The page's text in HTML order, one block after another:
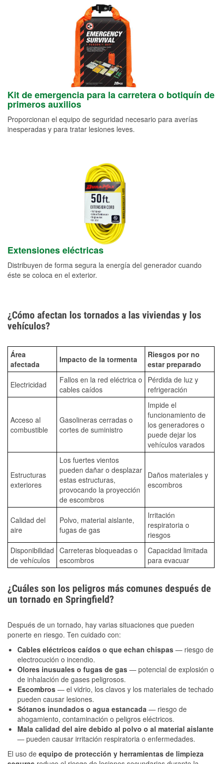
Kit de emergencia para la carretera o botiquín de
primeros auxilios
Proporcionan el equipo de seguridad necesario para averías
inesperadas y para tratar lesiones leves.
Extensiones eléctricas
Distribuyen de forma segura la energía del generador cuando
éste se coloca en el exterior.
¿Cómo afectan los tornados a las viviendas y los
vehículos?
Área
afectada
Impacto de la tormenta
Riesgos por no
estar preparado
Electricidad
Fallos en la red eléctrica o
cables caídos
Pérdida de luz y
refrigeración
Acceso al
combustible
Gasolineras cerradas o
cortes de suministro
Impide el
funcionamiento de
los generadores o
puede dejar los
vehículos varados
Estructuras
exteriores
Los fuertes vientos
pueden dañar o desplazar
estas estructuras,
provocando la proyección
de escombros
Daños materiales y
escombros
Calidad del
aire
Polvo, material aislante,
fugas de gas
Irritación
respiratoria o
riesgos
Disponibilidad
de vehículos
Carreteras bloqueadas o
escombros
Capacidad limitada
para evacuar
¿Cuáles son los peligros más comunes después de
un tornado en Springfield?
Después de un tornado, hay varias situaciones que pueden
ponerte en riesgo. Ten cuidado con:
Cables eléctricos caídos o que echan chispas — riesgo de
electrocución o incendio.
Olores inusuales o fugas de gas — potencial de explosión o
de inhalación de gases peligrosos.
Escombros — el vidrio, los clavos y los materiales de techado
pueden causar lesiones.
Sótanos inundados o agua estancada — riesgo de
ahogamiento, contaminación o peligros eléctricos.
Mala calidad del aire debido al polvo o al material aislante
— pueden causar irritación respiratoria o enfermedades.
El uso de equipo de protección y herramientas de limpieza